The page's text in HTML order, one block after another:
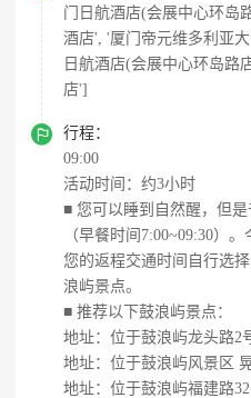
门日航酒店(会展中心环岛
酒店', '厦门帝元维多利亚
日航酒店(会展中心环岛路
店']

行程：
09:00
活动时间：约3小时
■ 您可以睡到自然醒，但
（早餐时间7:00~09:30）
您的返程交通时间自行选
浪屿景点。
■ 推荐以下鼓浪屿景点：
地址：位于鼓浪屿龙头路2
地址：位于鼓浪屿风景区
地址：位于鼓浪屿福建路32